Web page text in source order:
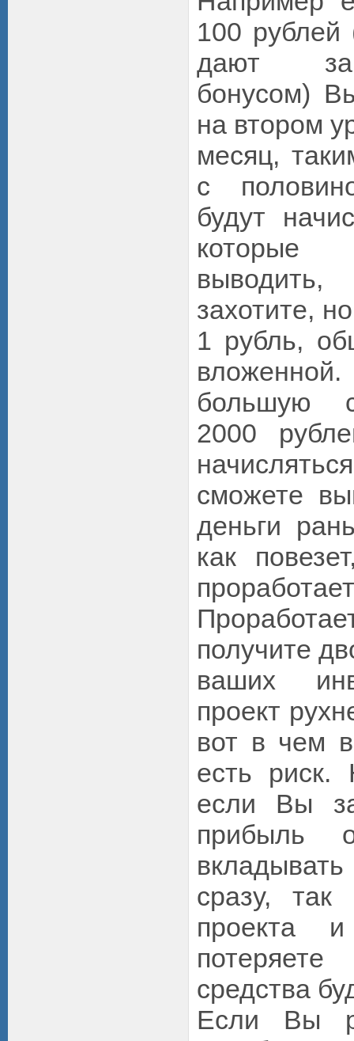
100
дают за
бонусом)
на втором
месяц,
с
будут
захотите,
1 рубль,
большую
2000
сможете
деньги
как
получите
ваших
проект
вот в чем
есть риск.
если Вы
прибыль
сразу, так
проекта
средства
Если Вы